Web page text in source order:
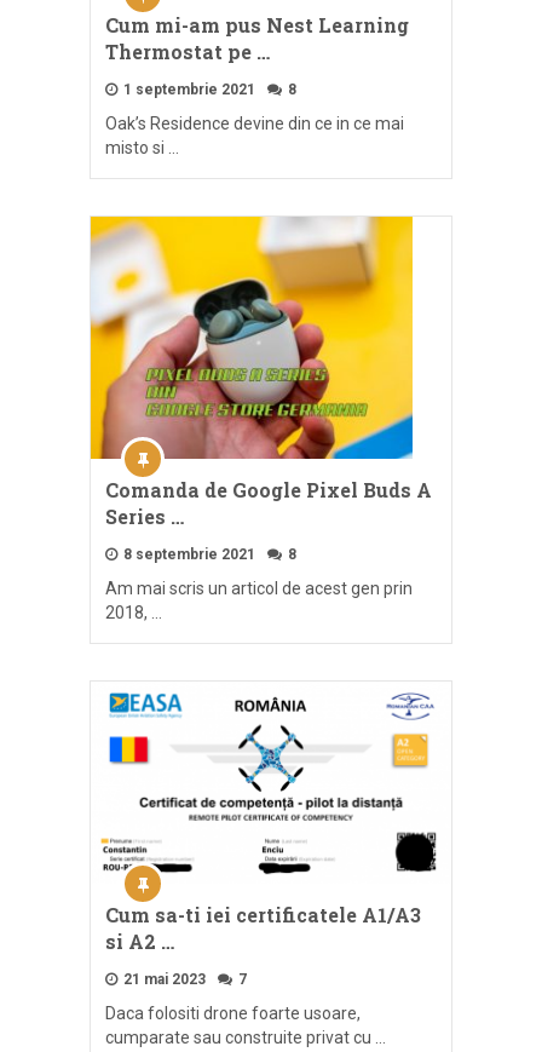
Cum mi-am pus Nest Learning
Thermostat pe …
1 septembrie 2021 8
Oak’s Residence devine din ce in ce mai
misto si …
Comanda de Google Pixel Buds A
Series …
8 septembrie 2021 8
Am mai scris un articol de acest gen prin
2018, …
Cum sa-ti iei certificatele A1/A3
si A2 …
21 mai 2023 7
Daca folositi drone foarte usoare,
cumparate sau construite privat cu …